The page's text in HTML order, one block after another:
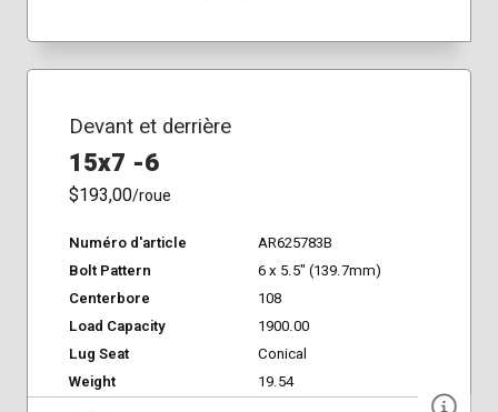
Devant et derrière
15x7 -6
$193,00/roue
Numéro d'article
AR625783B
Bolt Pattern
6 x 5.5" (139.7mm)
Centerbore
108
Load Capacity
1900.00
Lug Seat
Conical
Weight
19.54